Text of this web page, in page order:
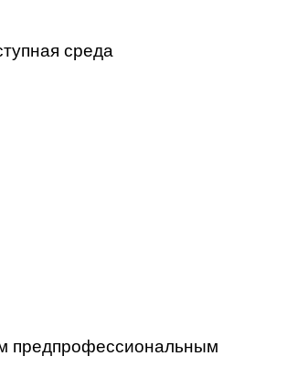
среда
предпрофессиональным